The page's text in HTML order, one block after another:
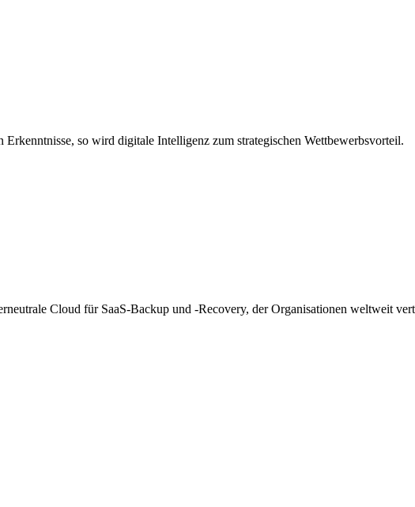
so wird digitale Intelligenz zum strategischen Wettbewerbsvorteil.
Cloud für SaaS-Backup und -Recovery, der Organisationen weltweit